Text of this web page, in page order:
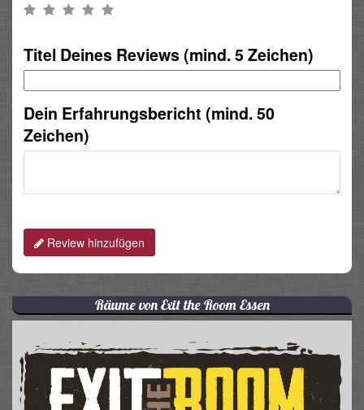
Titel Deines Reviews (mind. 5 Zeichen)
Dein Erfahrungsbericht (mind. 50
Zeichen)
Review hinzufügen
Räume von Exit the Room Essen